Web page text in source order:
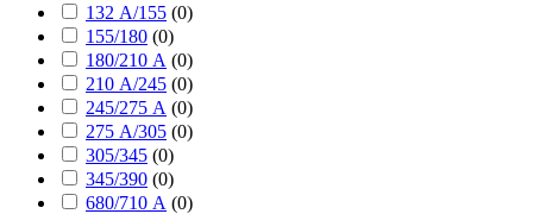
132 А/155 (0)
155/180 (0)
180/210 А (0)
210 А/245 (0)
245/275 А (0)
275 А/305 (0)
305/345 (0)
345/390 (0)
680/710 А (0)